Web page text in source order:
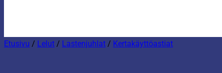
Etusivu / Lelut / Lastenjuhlat / Kertakäyttöastiat